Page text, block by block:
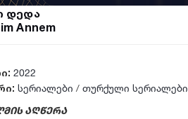
სერია 18
დედა
Annem
2022
სერიალები / თურქული სერიალები
აღწერა